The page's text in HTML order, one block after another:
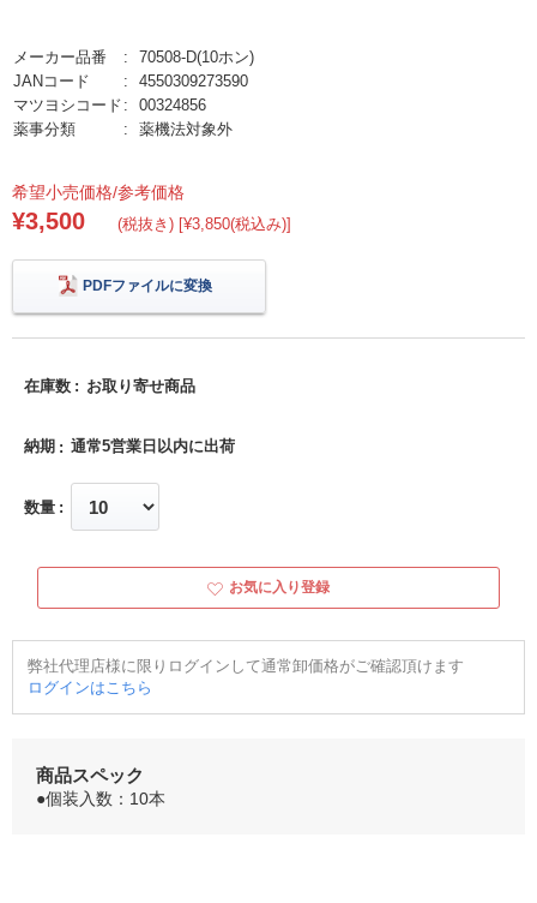
メーカー品番
70508-D(10ホン)
JANコード
4550309273590
マツヨシコード
00324856
薬事分類
薬機法対象外
希望小売価格/参考価格
¥3,500 (税抜き) [¥3,850(税込み)]
PDFファイルに変換
在庫数 お取り寄せ商品
納期 通常5営業日以内に出荷
数量
お気に入り登録
弊社代理店様に限りログインして通常卸価格がご確認頂けます
ログインはこちら
商品スペック
●個装入数：10本